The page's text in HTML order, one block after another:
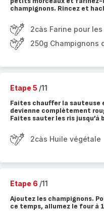
champignons. Rincez et
2càs Farine pour les
250g Champignons
Etape 5 /11
Faites chauffer la
devienne complètement
Faites sauter les ris jusqu’à
2càs Huile végétale
Etape 6 /11
Ajoutez les champignons.
ce temps, allumez le four à